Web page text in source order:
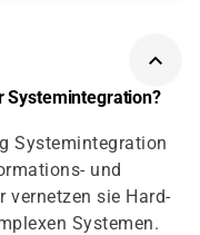
Systemintegration?
Systemintegration
und
sie Hard-
Systemen.